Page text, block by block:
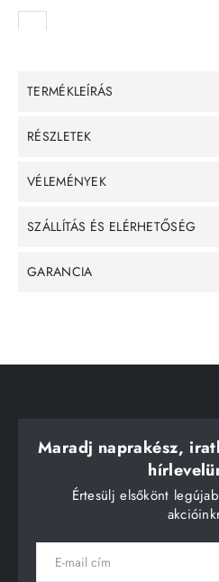
TERMÉKLEÍRÁS
RÉSZLETEK
VÉLEMÉNYEK
SZÁLLÍTÁS ÉS ELÉRHETŐSÉG
GARANCIA
Maradj naprakész,
Értesülj elsőkönt
E-
mail